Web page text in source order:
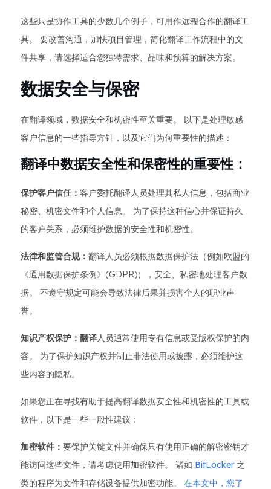
这些只是协作工具的少数几个例子，可用作远程合作的翻译工
具。 要改善沟通，加快项目管理，简化翻译工作流程中的文
件共享，请选择适合您独特需求、品味和预算的解决方案。
数据安全与保密
在翻译领域，数据安全和机密性至关重要。 以下是处理敏感
客户信息的一些指导方针，以及它们为何重要性的描述：
翻译中数据安全性和保密性的重要性：
保护客户信任： 客户委托翻译人员处理其私人信息，包括商业
秘密、机密文件和个人信息。 为了保持这种信心并保证持久
的客户关系，必须维护数据的安全性和机密性。
法律和监管合规： 翻译人员必须根据数据保护法（例如欧盟的
《通用数据保护条例》(GDPR)），安全、私密地处理客户数
据。 不遵守规定可能会导致法律后果并损害个人的职业声
誉。
知识产权保护：翻译人员通常使用专有信息或受版权保护的内
容。 为了保护知识产权并制止非法使用或披露，必须维护这
些内容的隐私。
如果您正在寻找有助于提高翻译数据安全性和机密性的工具或
软件，以下是一些一般性建议：
加密软件： 要保护关键文件并确保只有使用正确的解密密钥才
能访问这些文件，请考虑使用加密软件。 诸如 BitLocker 之
类的程序为文件和存储设备提供加密功能。 在本文中，您了